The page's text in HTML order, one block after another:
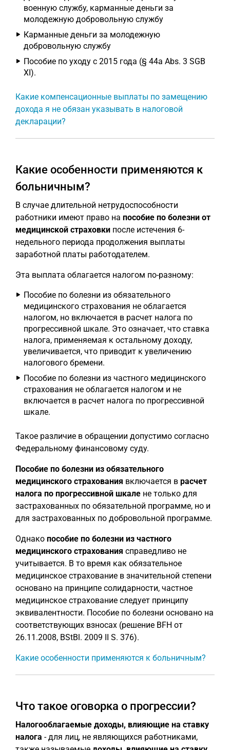
военную службу, карманные деньги за
молодежную добровольную службу
Карманные деньги за молодежную
добровольную службу
Пособие по уходу с 2015 года (§ 44a Abs. 3 SGB
XI).
Какие компенсационные выплаты по замещению
дохода я не обязан указывать в налоговой
декларации?
Какие особенности применяются к
больничным?
В случае длительной нетрудоспособности
работники имеют право на пособие по болезни от
медицинской страховки после истечения 6-
недельного периода продолжения выплаты
заработной платы работодателем.
Эта выплата облагается налогом по-разному:
Пособие по болезни из обязательного
медицинского страхования не облагается
налогом, но включается в расчет налога по
прогрессивной шкале. Это означает, что ставка
налога, применяемая к остальному доходу,
увеличивается, что приводит к увеличению
налогового бремени.
Пособие по болезни из частного медицинского
страхования не облагается налогом и не
включается в расчет налога по прогрессивной
шкале.
Такое различие в обращении допустимо согласно
Федеральному финансовому суду.
Пособие по болезни из обязательного
медицинского страхования включается в расчет
налога по прогрессивной шкале не только для
застрахованных по обязательной программе, но и
для застрахованных по добровольной программе.
Однако пособие по болезни из частного
медицинского страхования справедливо не
учитывается. В то время как обязательное
медицинское страхование в значительной степени
основано на принципе солидарности, частное
медицинское страхование следует принципу
эквивалентности. Пособие по болезни основано на
соответствующих взносах (решение BFH от
26.11.2008, BStBl. 2009 II S. 376).
Какие особенности применяются к больничным?
Что такое оговорка о прогрессии?
Налогооблагаемые доходы, влияющие на ставку
налога - для лиц, не являющихся работниками,